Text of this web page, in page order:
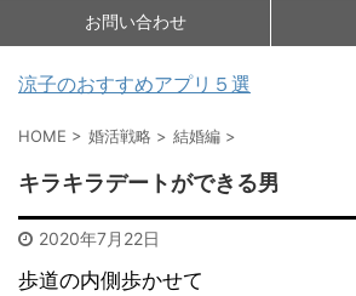
お問い合わせ
涼子のおすすめアプリ５選
HOME > 婚活戦略 > 結婚編 >
キラキラデートができる男
2020年7月22日
歩道の内側歩かせて